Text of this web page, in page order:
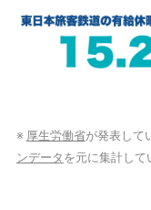
※ 厚生労働省が発表して
ンデータ を元に集計して